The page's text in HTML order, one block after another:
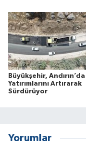
Büyükşehir, Andırın’da
Yatırımlarını Artırarak
Sürdürüyor
Yorumlar